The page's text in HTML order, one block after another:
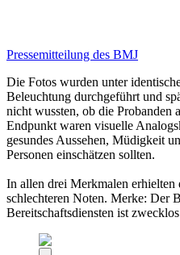
Pressemitteilung des BMJ
Die Fotos wurden unter
Beleuchtung durchgeführt und
nicht wussten, ob die Probanden
Endpunkt waren visuelle
gesundes Aussehen, Müdigkeit
Personen einschätzen sollten.
In allen drei Merkmalen erhielten
schlechteren Noten. Merke: Der
Bereitschaftsdiensten ist